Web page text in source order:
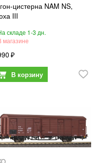
цистерна NAM NS,
III